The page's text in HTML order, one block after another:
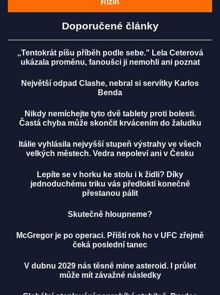
Rizin
Doporučené články
„Tentokrát píšu příběh podle sebe." Lela Ceterová
ukázala proměnu, fanoušci ji nemohli ani poznat
Největší odpad Clashe, nebral si servítky Karlos
Benda
Nikdy nemíchejte tyto dvě tablety proti bolesti.
Častá chyba může skončit krvácením do žaludku
Itálie vyhlásila nejvyšší stupeň výstrahy ve všech
velkých městech. Vedra nepoleví ani v Česku
Lepíte se v horku ke stolu i k židli? Díky
jednoduchému triku vás předloktí konečně
přestanou pálit
Skutečně hloupneme?
McGregor je po operaci. Příští rok ho v UFC zřejmě
čeká poslední tanec
V dubnu 2029 nás těsně mine asteroid. I průlet
může mít závažné následky